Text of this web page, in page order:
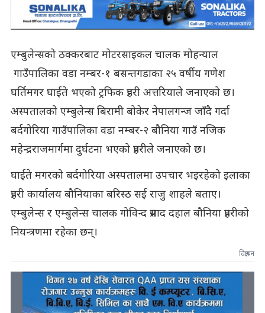
एम्बुलेन्सको ठक्करबाट मोटरसाइकल चालक मोहन्याल
गाउँपालिका वडा नम्बर-१ बसन्तगडाका २५ वर्षीय गणेश
घर्तिमगर घाईते भएको ट्रफिक प्रहरी अत्तरियाले जनाएको छ।
अस्पतालको एम्बुलेन्स बिरामी बोकेर नेपालगन्ज जाँदै गर्दा
बर्दगोरिया गाउँपालिका वडा नम्बर-२ बौनिया गाउँ नजिक
महेन्द्रराजमार्गमा दुर्घटना भएको प्रहरीले जनाएको छ।
घाईते मगरको बर्दगोरिया अस्पतालमा उपचार भइरहेको इलाका
प्रहरी कार्यालय बौनियाका बरिस्ठ सई राजु शाहले बताए।
एम्बुलेन्स र एम्बुलेन्स चालक गोविन्द प्रसाद दहाल बौनिया प्रहरीको
नियन्त्रणमा रहेका छन्।
विज्ञापन